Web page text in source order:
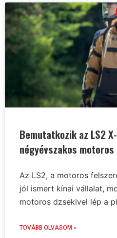
Bemutatkozik az LS2
négyévszakos
Az LS2, a motoros
jól ismert kínai vállalat,
motoros dzsekivel lép a
TOVÁBB OLVASOM »